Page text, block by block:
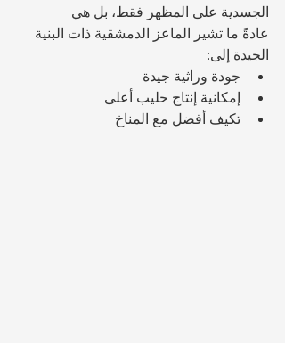
الجسدية على المظهر فقط، بل هي
عادةً ما تشير الماعز الدمشقية ذات البنية
الجيدة إلى:
جودة وراثية جيدة
إمكانية إنتاج حليب أعلى
تكيف أفضل مع المناخ